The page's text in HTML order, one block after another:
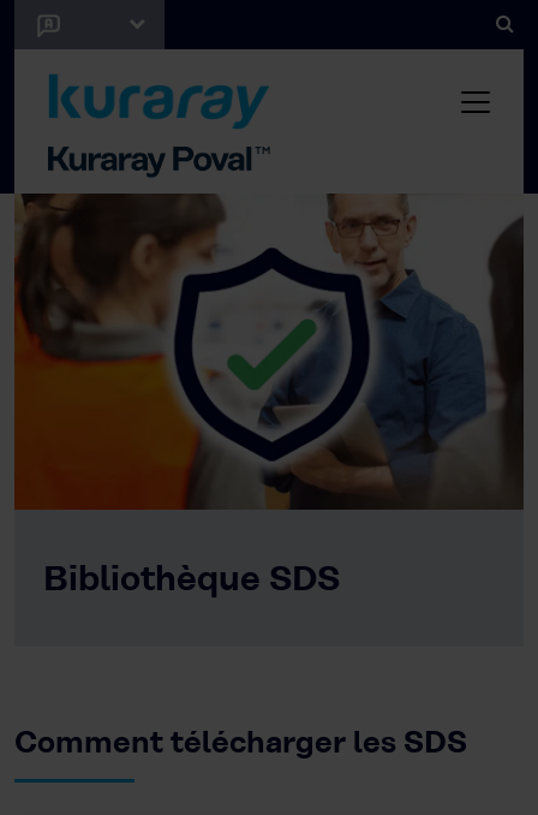
Bibliothèque SDS
Comment télécharger les SDS